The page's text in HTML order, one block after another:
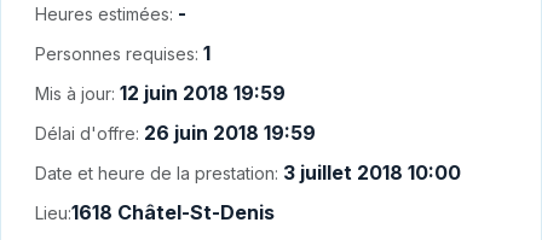
Heures estimées: -
Personnes requises: 1
Mis à jour: 12 juin 2018 19:59
Délai d'offre: 26 juin 2018 19:59
Date et heure de la prestation: 3 juillet 2018 10:00
Lieu:1618 Châtel-St-Denis